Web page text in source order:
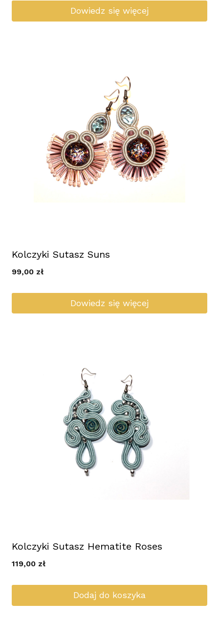
Dowiedz się więcej
Kolczyki Sutasz Suns
99,00 zł
Dowiedz się więcej
Kolczyki Sutasz Hematite Roses
119,00 zł
Dodaj do koszyka